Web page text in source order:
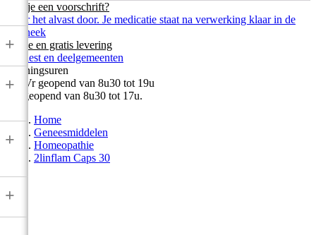
+
+
+
+
Heb je een voorschrift?
Stuur het alvast door. Je medicatie staat na verwerking klaar in de
apotheek
Snelle en gratis levering
In Diest en deelgemeenten
Openingsuren
Ma-Vr geopend van 8u30 tot 19u
Zat geopend van 8u30 tot 17u.
Home
Geneesmiddelen
Homeopathie
2linflam Caps 30